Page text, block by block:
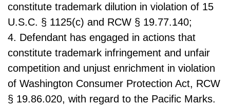
constitute trademark dilution in violation of 15
U.S.C. § 1125(c) and RCW § 19.77.140;
4. Defendant has engaged in actions that
constitute trademark infringement and unfair
competition and unjust enrichment in violation
of Washington Consumer Protection Act, RCW
§ 19.86.020, with regard to the Pacific Marks.